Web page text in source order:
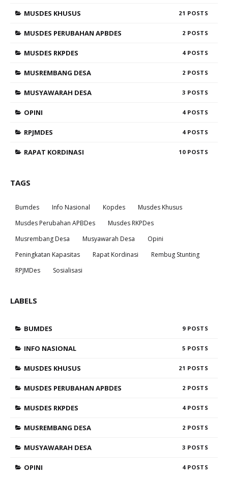
MUSDES KHUSUS 21
MUSDES PERUBAHAN APBDES 2
MUSDES RKPDES 4
MUSREMBANG DESA 2
MUSYAWARAH DESA 3
OPINI 4
RPJMDES 4
RAPAT KORDINASI 10
TAGS
Bumdes Info Nasional Kopdes
Musdes Khusus
Musdes Perubahan APBDes
Musdes RKPDes
Musrembang Desa
Musyawarah Desa
Opini
Peningkatan Kapasitas
Rapat Kordinasi
Rembug Stunting
RPJMDes
Sosialisasi
LABELS
BUMDES 9
INFO NASIONAL 5
MUSDES KHUSUS 21
MUSDES PERUBAHAN APBDES 2
MUSDES RKPDES 4
MUSREMBANG DESA 2
MUSYAWARAH DESA 3
OPINI 4